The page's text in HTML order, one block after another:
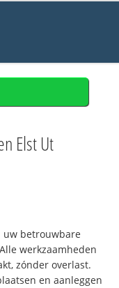
Elst Ut
uw betrouwbare
werkzaamheden
zónder overlast.
en aanleggen